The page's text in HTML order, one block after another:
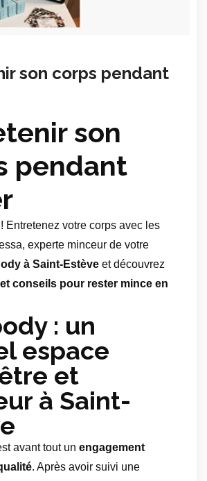
son corps pendant
son
pendant
! Entretenez votre corps avec les
experte minceur de votre
à Saint-Estève et découvrez
conseils pour rester mince en
: un
espace
et
à Saint-
avant tout un engagement
. Après avoir suivi une